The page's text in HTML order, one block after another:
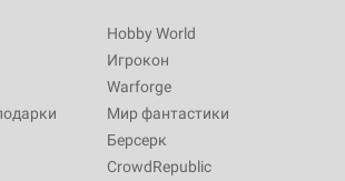
Hobby World
Игрокон
Warforge
Мир фантастики
Берсерк
CrowdRepublic